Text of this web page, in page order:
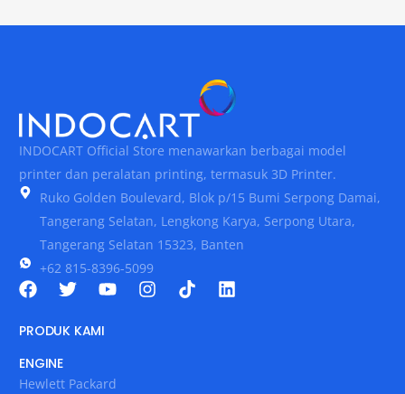
INDOCART Official Store menawarkan berbagai model
printer dan peralatan printing, termasuk 3D Printer.
Ruko Golden Boulevard, Blok p/15 Bumi Serpong Damai,
Tangerang Selatan, Lengkong Karya, Serpong Utara,
Tangerang Selatan 15323, Banten
+62 815-8396-5099
PRODUK KAMI
ENGINE
Hewlett Packard